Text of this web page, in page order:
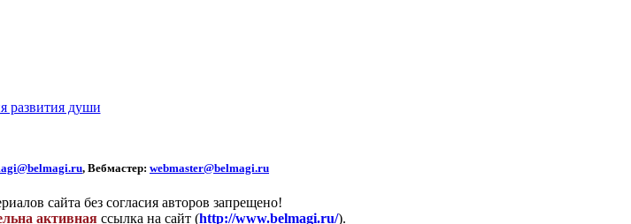
развития души
, Вебмастер: webmaster@belmagi.ru
сайта без согласия авторов запрещено!
активная ссылка на сайт (http://www.belmagi.ru/).